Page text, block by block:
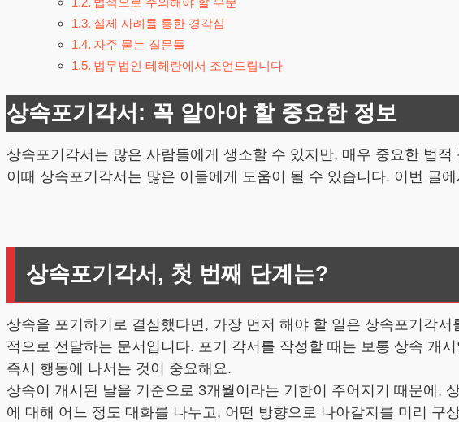
실제 사례를 통한 경각심
자주 묻는 질문들
법무법인 테헤란에서 조언드립니다
상속포기각서: 꼭 알아야 할 중요한 정보
상속포기각서는 많은 사람들에게 생소할 수 있지만, 매우 중요한 법
이때 상속포기각서는 많은 이들에게 도움이 될 수 있습니다. 이번 글
상속포기각서, 첫 번째 단계는?
상속을 포기하기로 결심했다면, 가장 먼저 해야 할 일은 상속포기각
적으로 전달하는 문서입니다. 포기 각서를 작성할 때는 보통 상속 개
즉시 행동에 나서는 것이 중요해요.
상속이 개시된 날을 기준으로 3개월이라는 기한이 주어지기 때문에,
에 대해 어느 정도 대화를 나누고, 어떤 방향으로 나아갈지를 미리